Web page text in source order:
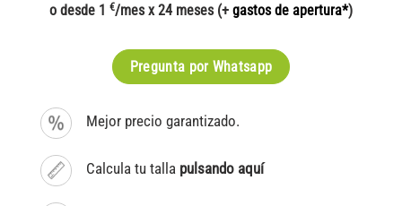
o desde 1 €/mes x 24 meses (+ gastos de apertura*)
Pregunta por Whatsapp
Mejor precio garantizado.
Calcula tu talla pulsando aquí